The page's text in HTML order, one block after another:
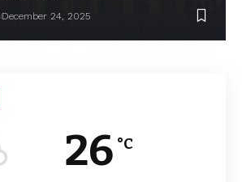
December 24, 2025
26 °C